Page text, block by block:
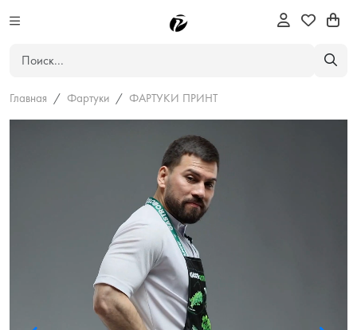
Главная Фартуки ФАРТУКИ ПРИНТ